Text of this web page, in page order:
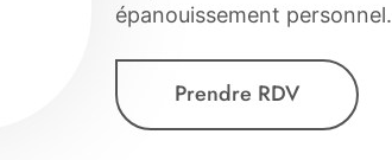
épanouissement personnel.
Prendre RDV